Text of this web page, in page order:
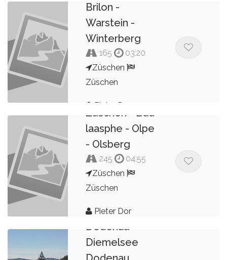
Brilon -
Warstein -
Winterberg
165
03:20
Züschen
Züschen
Pieter Dor
Züschen - Bad
laasphe - Olpe
- Olsberg
245
04:55
Züschen
Züschen
Pieter Dor
Dodenau
Diemelsee